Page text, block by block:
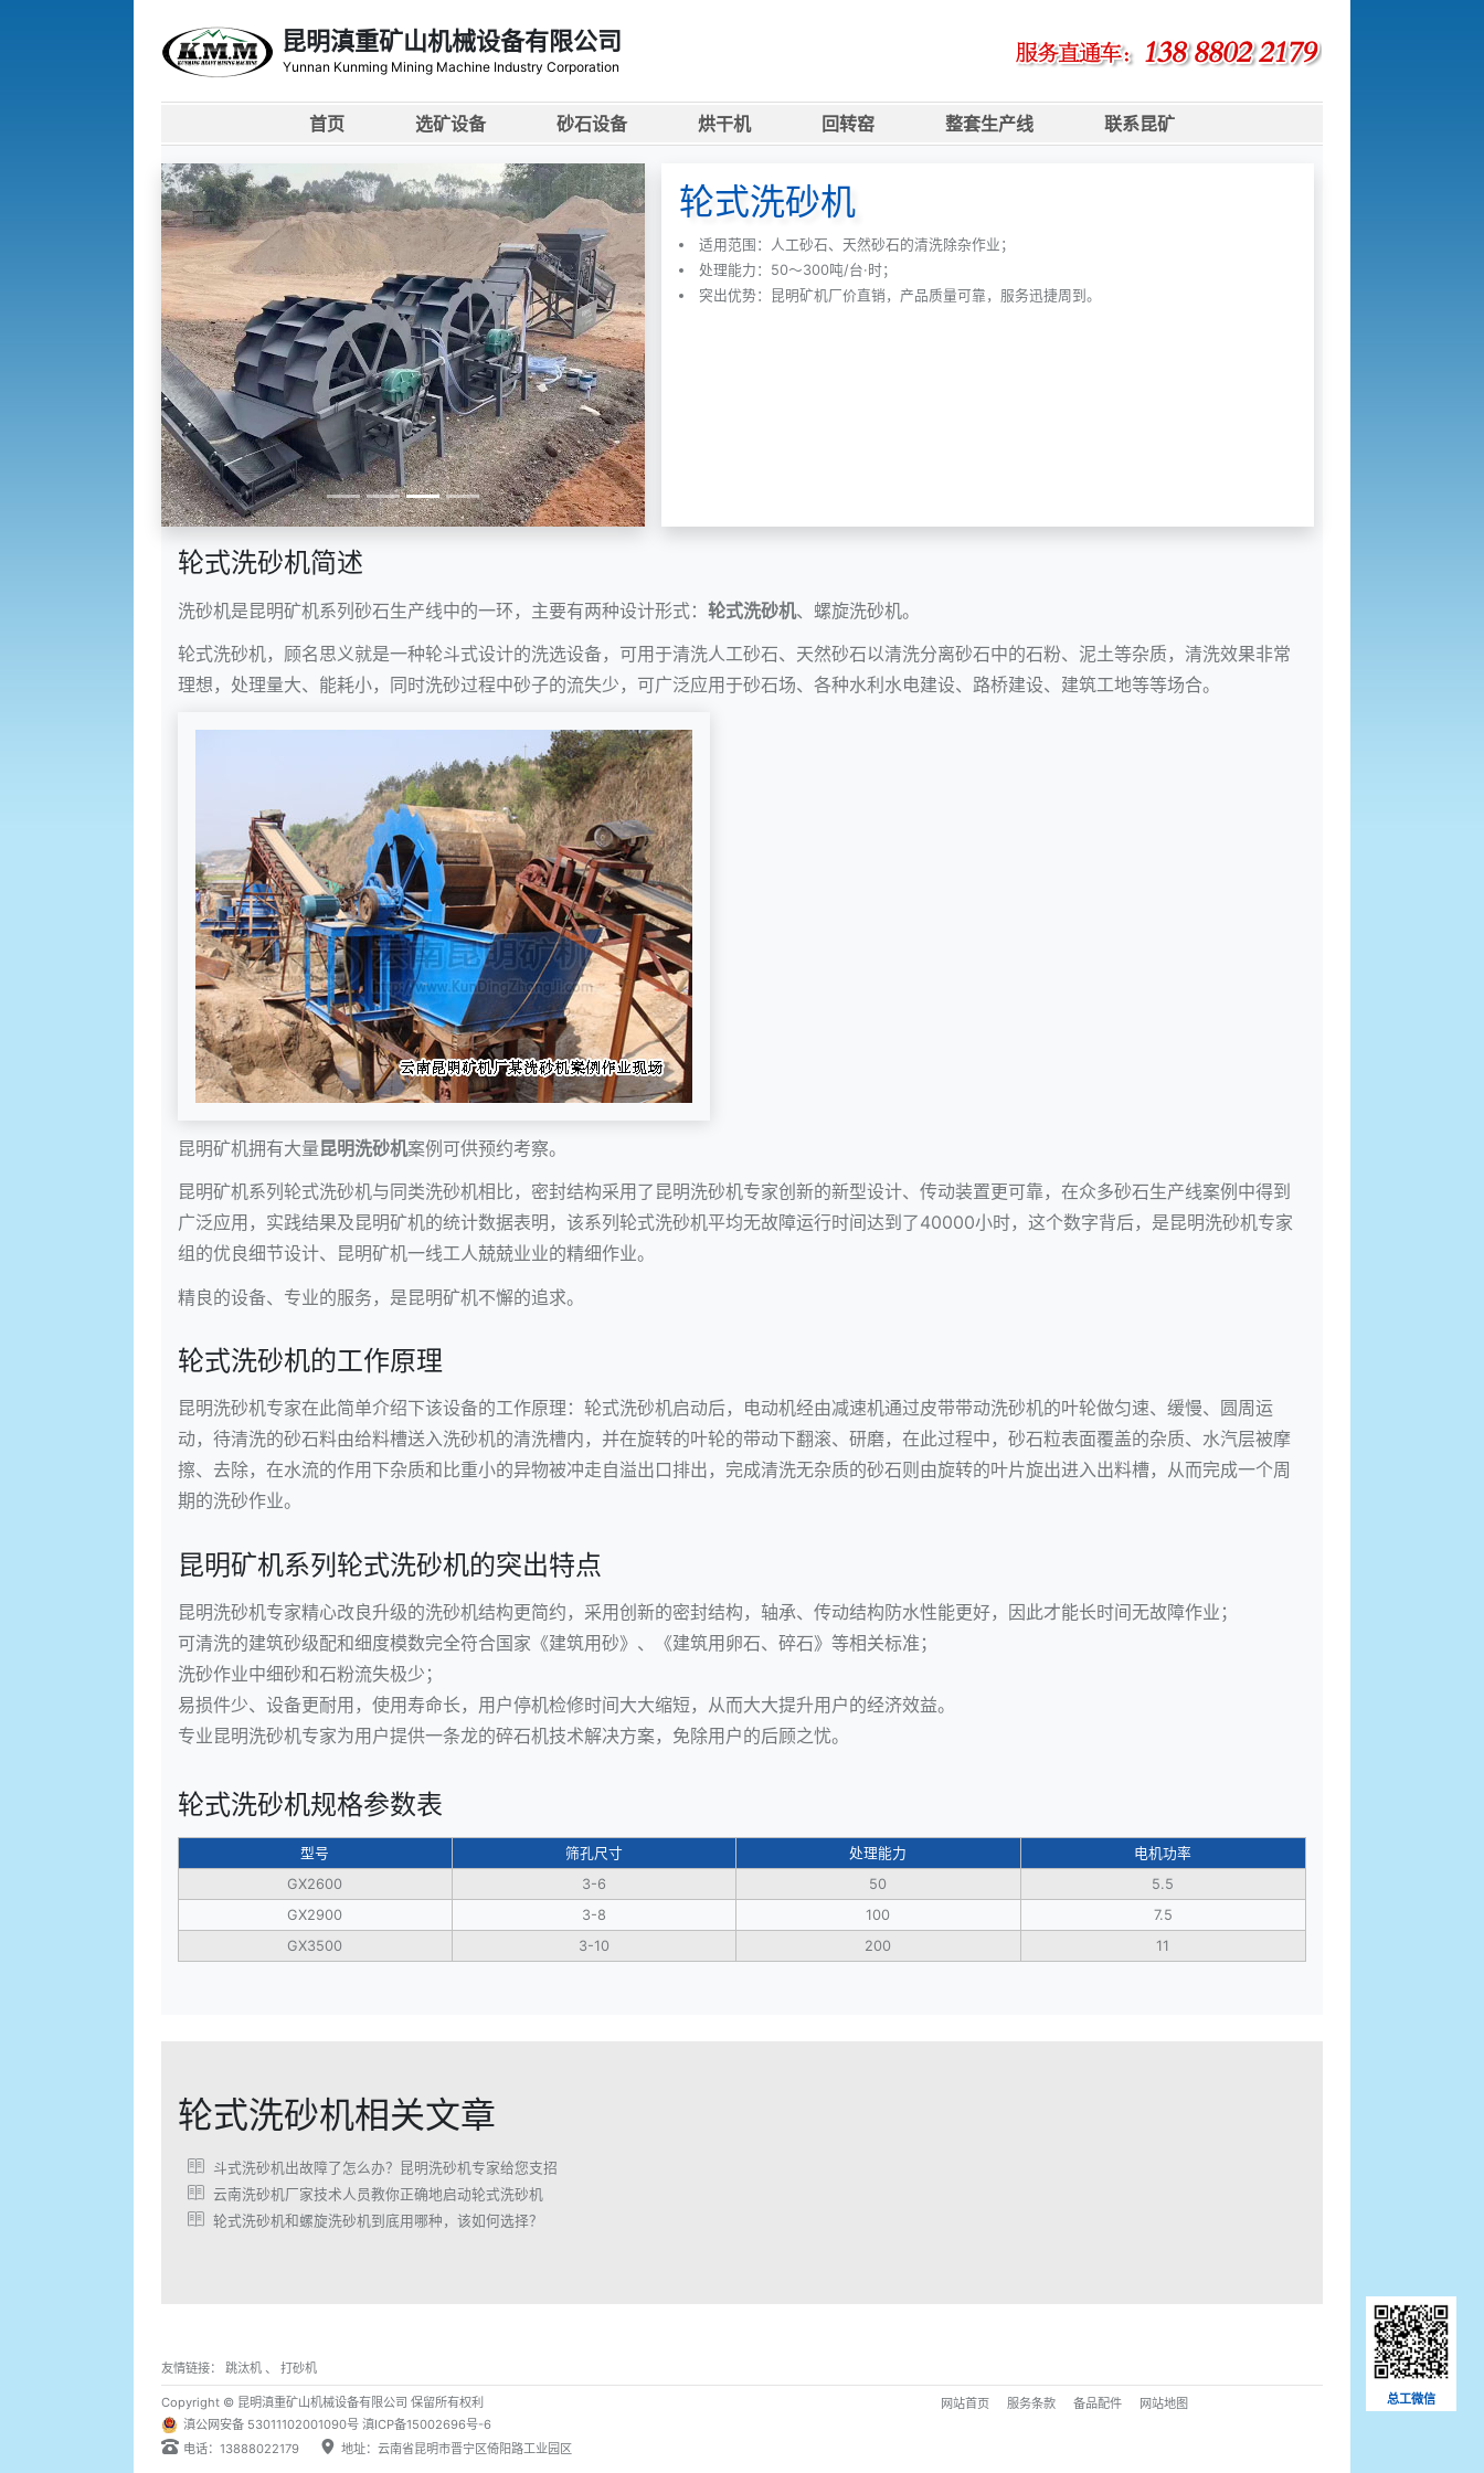
昆明滇重矿山机械设备有限公司
Yunnan Kunming Mining Machine Industry Corporation
首页 选矿设备 砂石设备 烘干机 回转窑 整套生产线 联系昆矿
轮式洗砂机
适用范围：人工砂石、天然砂石的清洗除杂作业；
处理能力：50～300吨/台·时；
突出优势：昆明矿机厂价直销，产品质量可靠，服务迅捷周到。
轮式洗砂机简述
洗砂机是昆明矿机系列砂石生产线中的一环，主要有两种设计形式： 轮式洗砂机、 螺旋洗砂机。
轮式洗砂机，顾名思义就是一种轮斗式设计的洗选设备，可用于清洗人工砂石、天然砂石以清洗分离砂石中的石粉、泥土等杂质，清洗效果非常
理想，处理量大、能耗小，同时洗砂过程中砂子的流失少，可广泛应用于砂石场、各种水利水电建设、路桥建设、建筑工地等等场合。
昆明矿机拥有大量昆明洗砂机案例可供预约考察。
昆明矿机系列轮式洗砂机与同类洗砂机相比，密封结构采用了昆明洗砂机专家创新的新型设计、传动装置更可靠，在众多砂石生产线案例中得到
广泛应用，实践结果及昆明矿机的统计数据表明，该系列轮式洗砂机平均无故障运行时间达到了40000小时，这个数字背后，是昆明洗砂机专家
组的优良细节设计、昆明矿机一线工人兢兢业业的精细作业。
精良的设备、专业的服务，是昆明矿机不懈的追求。
轮式洗砂机的工作原理
昆明洗砂机专家在此简单介绍下该设备的工作原理：轮式洗砂机启动后，电动机经由减速机通过皮带带动洗砂机的叶轮做匀速、缓慢、圆周运
动，待清洗的砂石料由给料槽送入洗砂机的清洗槽内，并在旋转的叶轮的带动下翻滚、研磨，在此过程中，砂石粒表面覆盖的杂质、水汽层被摩
擦、去除，在水流的作用下杂质和比重小的异物被冲走自溢出口排出，完成清洗无杂质的砂石则由旋转的叶片旋出进入出料槽，从而完成一个周
期的洗砂作业。
昆明矿机系列轮式洗砂机的突出特点
昆明洗砂机专家精心改良升级的洗砂机结构更简约，采用创新的密封结构，轴承、传动结构防水性能更好，因此才能长时间无故障作业；
可清洗的建筑砂级配和细度模数完全符合国家《建筑用砂》、《建筑用卵石、碎石》等相关标准；
洗砂作业中细砂和石粉流失极少；
易损件少、设备更耐用，使用寿命长，用户停机检修时间大大缩短，从而大大提升用户的经济效益。
专业昆明洗砂机专家为用户提供一条龙的碎石机技术解决方案，免除用户的后顾之忧。
轮式洗砂机规格参数表
型号 筛孔尺寸 处理能力
电机功率
GX2600
3-6 50
5.5
GX2900
3-8 100
7.5
GX3500
3-10 200 11
轮式洗砂机相关文章
斗式洗砂机出故障了怎么办？昆明洗砂机专家给您支招
云南洗砂机厂家技术人员教你正确地启动轮式洗砂机
轮式洗砂机和螺旋洗砂机到底用哪种，该如何选择？
友情链接： 跳汰机、 打砂机
Copyright © 昆明滇重矿山机械设备有限公司 保留所有权利
滇公网安备 53011102001090号 滇ICP备15002696号-6
电话：13888022179
地址：云南省昆明市晋宁区倚阳路工业园区
网站首页 服务条款 备品配件 网站地图 总工微信